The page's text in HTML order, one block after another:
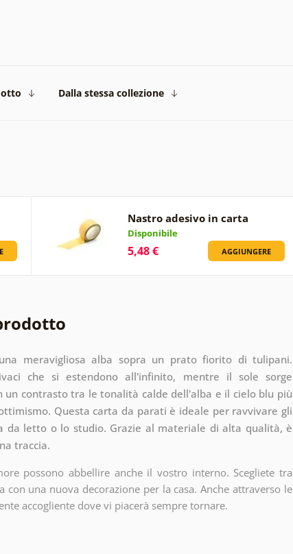
Dalla stessa collezione
Nastro adesivo in carta
Disponibile
5,48 € AGGIUNGERE
meravigliosa alba sopra un prato fiorito di tulipani.
che si estendono all'infinito, mentre il sole sorge
un contrasto tra le tonalità calde dell'alba e il cielo blu più
Questa carta da parati è ideale per ravvivare gli
da letto o lo studio. Grazie al materiale di alta qualità, è
traccia.
possono abbellire anche il vostro interno. Scegliete tra
una nuova decorazione per la casa. Anche attraverso le
accogliente dove vi piacerà sempre tornare.